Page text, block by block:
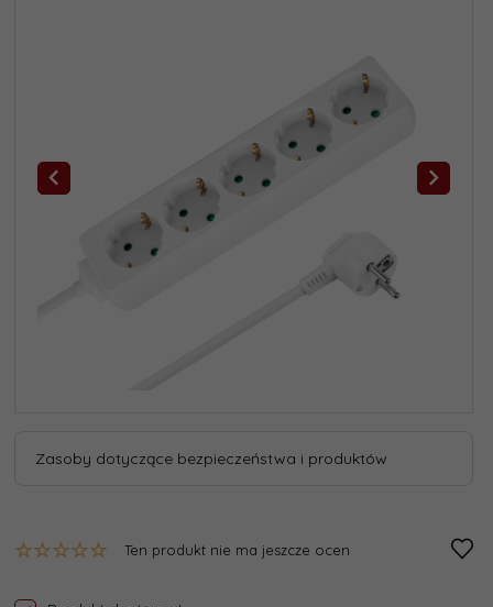
Zasoby dotyczące bezpieczeństwa i produktów
Ten produkt nie ma jeszcze ocen